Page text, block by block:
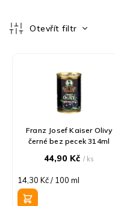
u
Otevřít filtr
Franz Josef Kaiser Olivy
černé bez pecek 314ml
44,90 Kč/ ks
Měrná
cena:
14,30 Kč / 100 ml